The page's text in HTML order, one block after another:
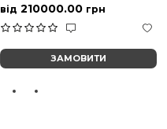
від 210000.00 грн
ЗАМОВИТИ